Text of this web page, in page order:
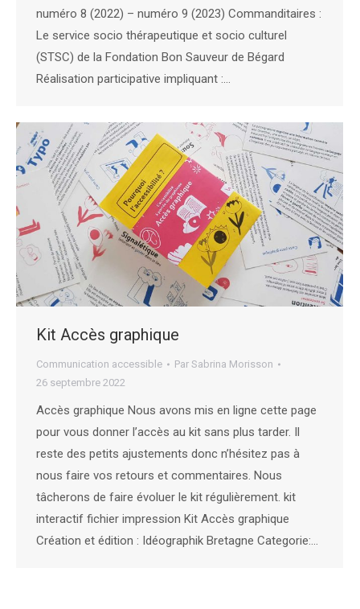
numéro 8 (2022) – numéro 9 (2023) Commanditaires :
Le service socio thérapeutique et socio culturel
(STSC) de la Fondation Bon Sauveur de Bégard
Réalisation participative impliquant :…
Kit Accès graphique
Communication accessible Par Sabrina Morisson
26 septembre 2022
Accès graphique Nous avons mis en ligne cette page
pour vous donner l’accès au kit sans plus tarder. Il
reste des petits ajustements donc n’hésitez pas à
nous faire vos retours et commentaires. Nous
tâcherons de faire évoluer le kit régulièrement. kit
interactif fichier impression Kit Accès graphique
Création et édition : Idéographik Bretagne Categorie:…